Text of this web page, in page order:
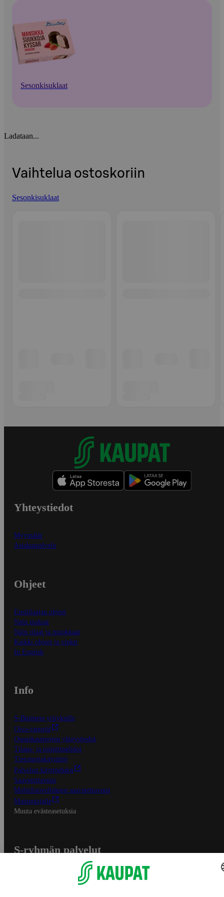
Sesonkisuklaat
Ladataan...
Vaihtelua ostoskoriin
Sesonkisuklaat
Yhteystiedot
Myymälät
Asiakaspalvelu
Ohjeet
Ensitilaajan ohjeet
Näin maksat
Näin tilaat ja muokkaat
Kaikki ohjeet ja vinkit
In English
Info
S-Business yrityksille
Oiva-raportit
Osuuskauppojen yhteystiedot
Tilaus- ja toimitusehdot
Tietosuojakäytäntö
Palvelun käyttöehdot
Saavutettavuus
Mobiilisovelluksen saavutettavuus
Mainostajalle
Muuta evästeasetuksia
S-ryhmän palvelut